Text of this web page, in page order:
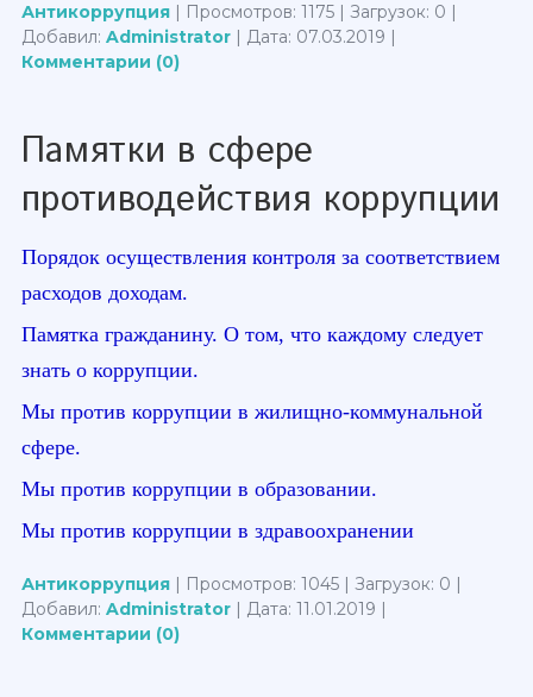
Антикоррупция | Просмотров: 1175 | Загрузок: 0 |
Добавил: Administrator | Дата: 07.03.2019 |
Комментарии (0)
Памятки в сфере
противодействия коррупции
Порядок осуществления контроля за соответствием
расходов доходам.
Памятка гражданину. О том, что каждому следует
знать о коррупции.
Мы против коррупции в жилищно-коммунальной
сфере.
Мы против коррупции в образовании.
Мы против коррупции в здравоохранении
Антикоррупция | Просмотров: 1045 | Загрузок: 0 |
Добавил: Administrator | Дата: 11.01.2019 |
Комментарии (0)